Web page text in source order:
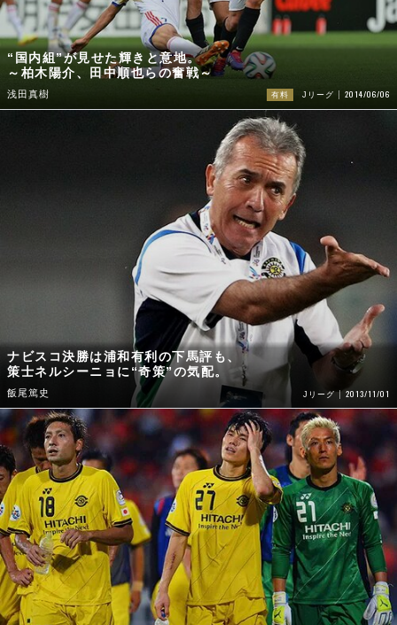
“国内組”が見せた輝きと意地。
～柏木陽介、田中順也らの奮戦～
浅田真樹 有料 Jリーグ 2014/06/06
ナビスコ決勝は浦和有利の下馬評も、
策士ネルシーニョに“奇策”の気配。
飯尾篤史 Jリーグ 2013/11/01